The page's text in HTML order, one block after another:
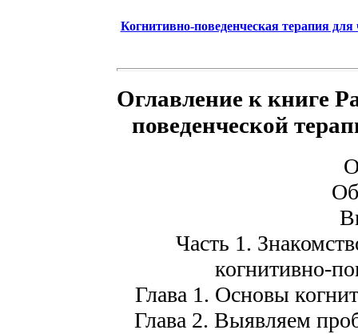
Когнитивно-поведенческая терапия для
Оглавление к книге
поведенческой
Часть 1.
когнитивно-
Глава 1. Основы
Глава 2. Выявляем